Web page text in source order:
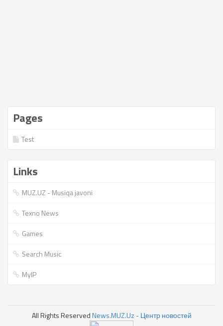
Pages
Test
Links
MUZ.UZ - Musiqa javoni
Texno News
Games
Search Music
MyIP
All Rights ReservedNews.MUZ.Uz - Центр новостей